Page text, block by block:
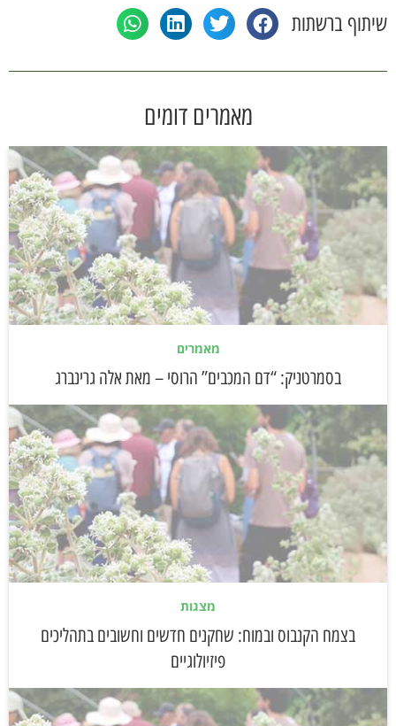
שיתוף ברשתות
מאמרים דומים
מאמרים
בסמרטניק: “דם המכבים” הרוסי – מאת אלה גרינברג
מצגות
בצמח הקנבוס ובמוח: שחקנים חדשים וחשובים בתהליכים
פיזיולוגיים